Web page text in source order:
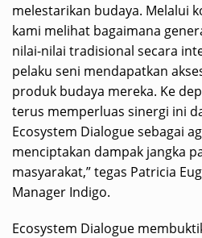
melestarikan budaya. Melalui
kami melihat bagaimana
nilai-nilai tradisional secara
pelaku seni mendapatkan
produk budaya mereka. Ke
terus memperluas sinergi ini
Ecosystem Dialogue sebagai
menciptakan dampak jangka
masyarakat,” tegas Patricia
Manager Indigo.
Ecosystem Dialogue